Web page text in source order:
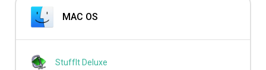
MAC OS
StuffIt Deluxe